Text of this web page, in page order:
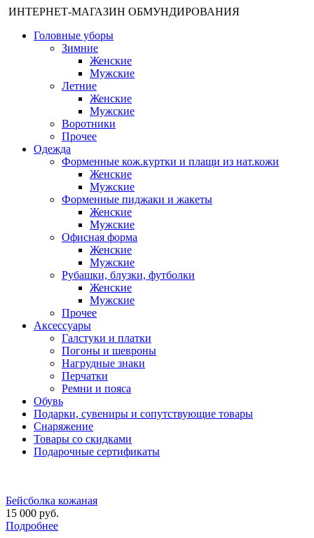
ИНТЕРНЕТ-МАГАЗИН ОБМУНДИРОВАНИЯ
Головные уборы
Зимние
Женские
Мужские
Летние
Женские
Мужские
Воротники
Прочее
Одежда
Форменные кож.куртки и плащи из нат.кожи
Женские
Мужские
Форменные пиджаки и жакеты
Женские
Мужские
Офисная форма
Женские
Мужские
Рубашки, блузки, футболки
Женские
Мужские
Прочее
Аксессуары
Галстуки и платки
Погоны и шевроны
Нагрудные знаки
Перчатки
Ремни и пояса
Обувь
Подарки, сувениры и сопутствующие товары
Снаряжение
Товары со скидками
Подарочные сертификаты
Бейсболка кожаная
15 000 руб.
Подробнее